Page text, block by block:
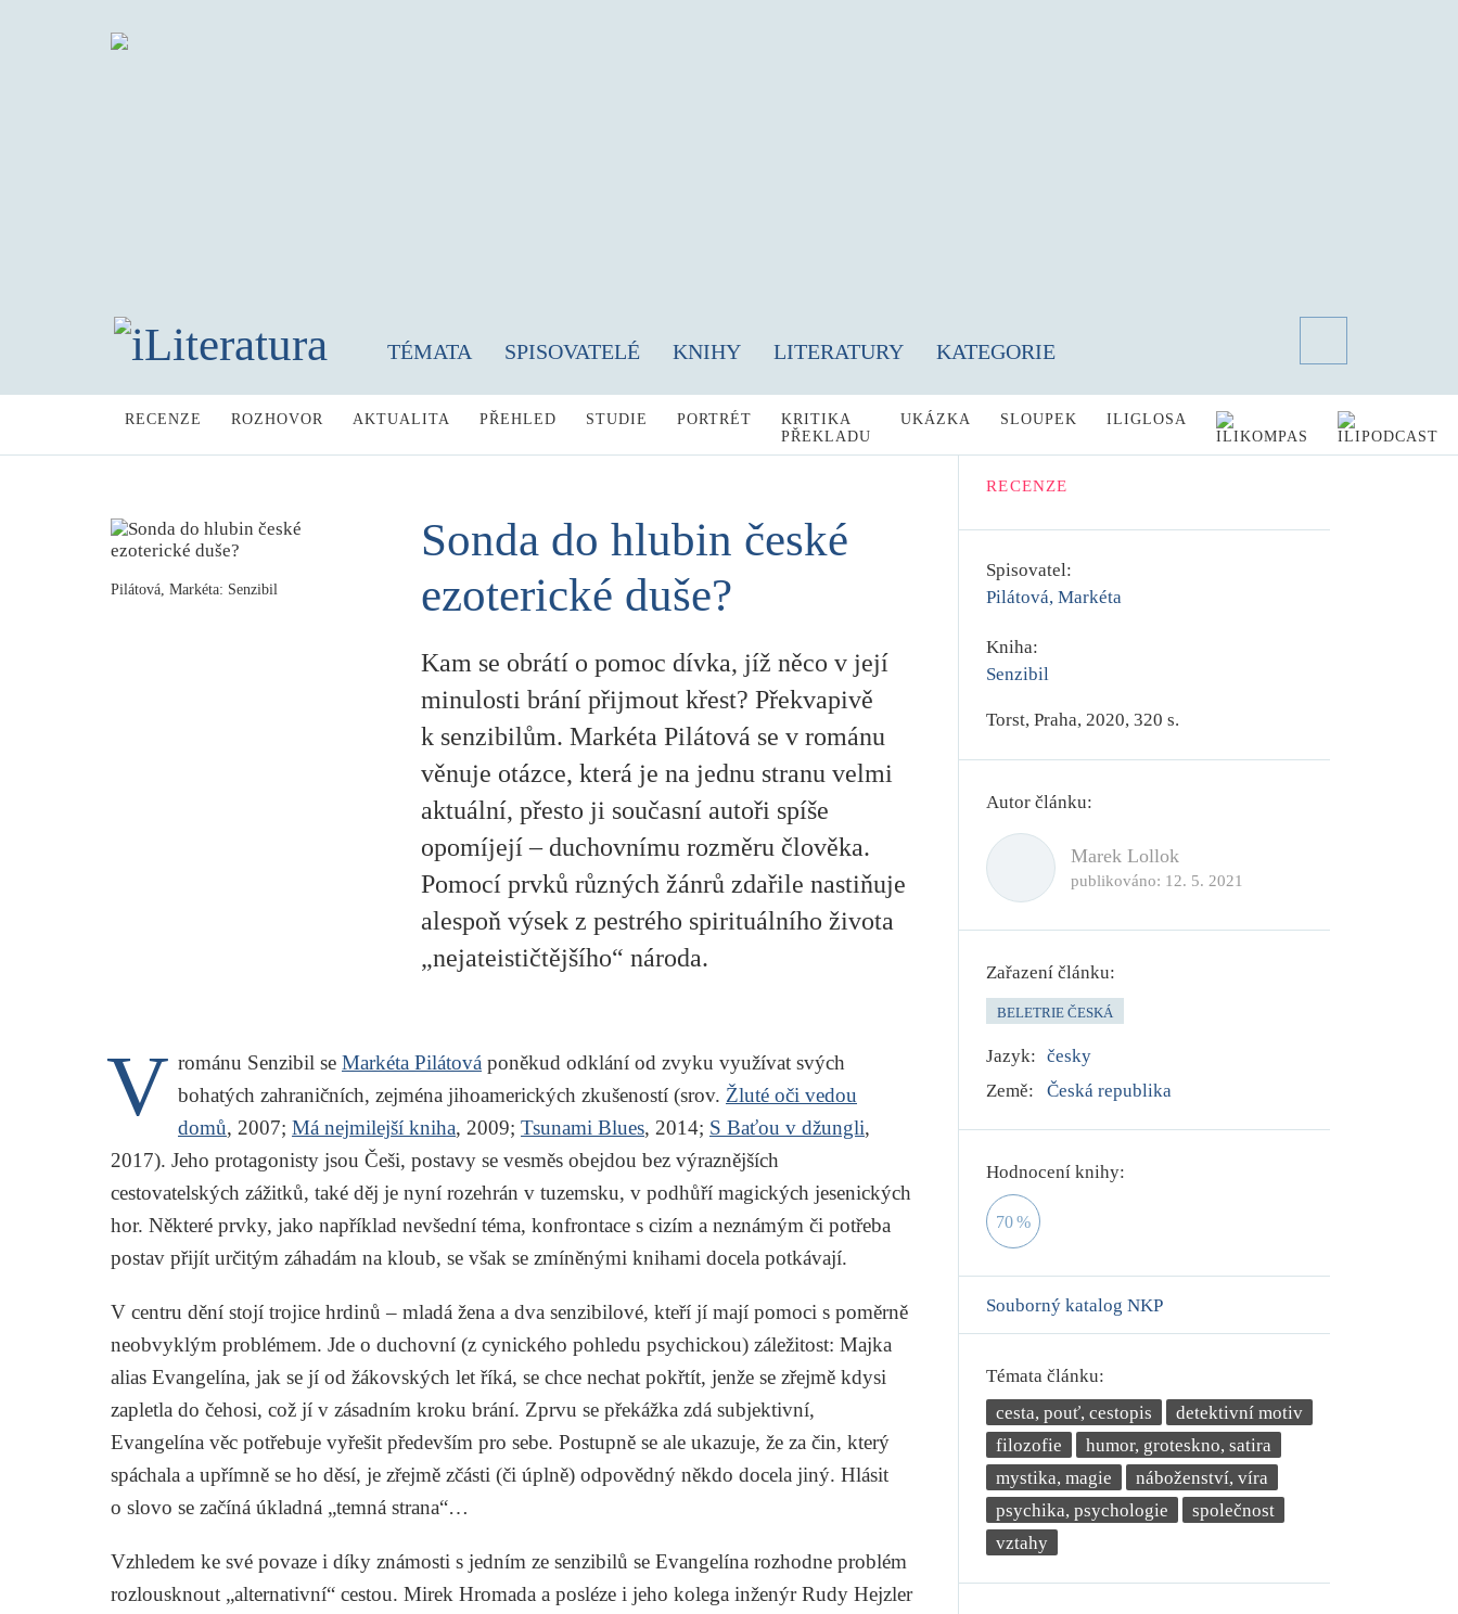
TÉMATA SPISOVATELÉ KNIHY LITERATURY KATEGORIE
RECENZE ROZHOVOR AKTUALITA PŘEHLED STUDIE PORTRÉT
KRITIKA
PŘEKLADU
UKÁZKA SLOUPEK ILIGLOSA
Pilátová, Markéta: Senzibil
Sonda do hlubin české
ezoterické duše?
Kam se obrátí o pomoc dívka, jíž něco v její
minulosti brání přijmout křest? Překvapivě
k senzibilům. Markéta Pilátová se v románu
věnuje otázce, která je na jednu stranu velmi
aktuální, přesto ji současní autoři spíše
opomíjejí – duchovnímu rozměru člověka.
Pomocí prvků různých žánrů zdařile nastiňuje
alespoň výsek z pestrého spirituálního života
„nejateističtějšího“ národa.
V románu Senzibil se Markéta Pilátová poněkud odklání od zvyku využívat svých
bohatých zahraničních, zejména jihoamerických zkušeností (srov. Žluté oči vedou
domů, 2007; Má nejmilejší kniha, 2009; Tsunami Blues, 2014; S Baťou v džungli,
2017). Jeho protagonisty jsou Češi, postavy se vesměs obejdou bez výraznějších
cestovatelských zážitků, také děj je nyní rozehrán v tuzemsku, v podhůří magických jesenických
hor. Některé prvky, jako například nevšední téma, konfrontace s cizím a neznámým či potřeba
postav přijít určitým záhadám na kloub, se však se zmíněnými knihami docela potkávají.
V centru dění stojí trojice hrdinů – mladá žena a dva senzibilové, kteří jí mají pomoci s poměrně
neobvyklým problémem. Jde o duchovní (z cynického pohledu psychickou) záležitost: Majka
alias Evangelína, jak se jí od žákovských let říká, se chce nechat pokřtít, jenže se zřejmě kdysi
zapletla do čehosi, což jí v zásadním kroku brání. Zprvu se překážka zdá subjektivní,
Evangelína věc potřebuje vyřešit především pro sebe. Postupně se ale ukazuje, že za čin, který
spáchala a upřímně se ho děsí, je zřejmě zčásti (či úplně) odpovědný někdo docela jiný. Hlásit
o slovo se začíná úkladná „temná strana“…
Vzhledem ke své povaze i díky známosti s jedním ze senzibilů se Evangelína rozhodne problém
rozlousknout „alternativní“ cestou. Mirek Hromada a posléze i jeho kolega inženýr Rudy Hejzler
RECENZE
Spisovatel:
Pilátová, Markéta
Kniha:
Senzibil
Torst, Praha, 2020, 320 s.
Autor článku:
Marek Lollok
publikováno: 12. 5. 2021
Zařazení článku:
BELETRIE ČESKÁ
Jazyk: česky
Země:
Česká republika
Hodnocení knihy:
70 %
Souborný katalog NKP
Témata článku:
cesta, pouť, cestopis
detektivní motiv
filozofie
humor, groteskno, satira
mystika, magie
náboženství, víra
psychika, psychologie
společnost
vztahy